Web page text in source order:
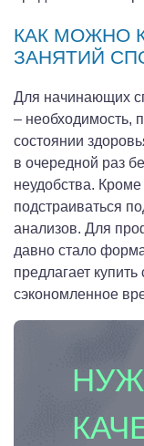
КАК МОЖНО
ЗАНЯТИЙ
Для начинающих
– необходимость,
состоянии
в очередной раз
неудобства.
подстраиваться
анализов. Для
давно стало
предлагает
сэкономленное